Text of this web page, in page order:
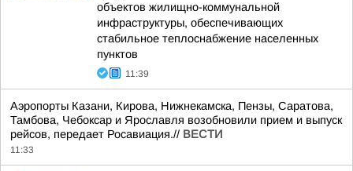
объектов жилищно-коммунальной
инфраструктуры, обеспечивающих
стабильное теплоснабжение населенных
пунктов
11:39
Аэропорты Казани, Кирова, Нижнекамска, Пензы, Саратова,
Тамбова, Чебоксар и Ярославля возобновили прием и выпуск
рейсов, передает Росавиация.// ВЕСТИ
11:33